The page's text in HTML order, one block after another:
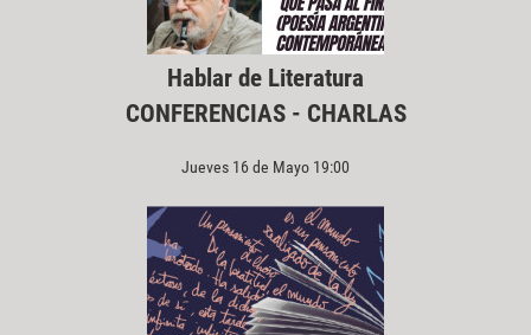
Hablar de Literatura
CONFERENCIAS - CHARLAS
Jueves 16 de Mayo 19:00